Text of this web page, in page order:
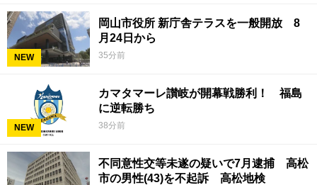
NEW
岡山市役所 新庁舎テラスを一般開放 8
月24日から
35分前
NEW
カマタマーレ讃岐が開幕戦勝利！ 福島
に逆転勝ち
38分前
不同意性交等未遂の疑いで7月逮捕 高松
市の男性(43)を不起訴 高松地検